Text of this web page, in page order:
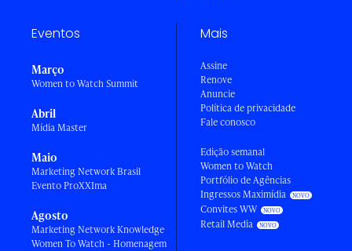
Eventos
Março
Women to Watch Summit
Abril
Mídia Master
Maio
Marketing Network Brasil
Evento ProXXIma
Agosto
Marketing Network Knowledge
Women To Watch - Homenagem
Mais
Assine
Renove
Anuncie
Política de privacidade
Fale conosco
Edição semanal
Women to Watch
Portfólio de Agências
Ingressos Maximídia
Convites WW
Retail Media